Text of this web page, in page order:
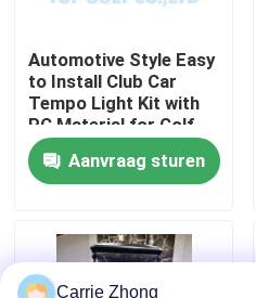
Contact de V.S.
Nieuws
De Zijspiegels van de
Het Dashboard van de
Automotive Style Easy
to Install Club Car
Tempo Light Kit with
PC Material for Golf
Cart LED Light Kit
Aanvraag sturen
Carrie Zhong